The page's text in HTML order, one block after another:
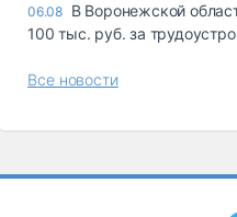
06.08 В Воронежской
100 тыс. руб. за
Все новости